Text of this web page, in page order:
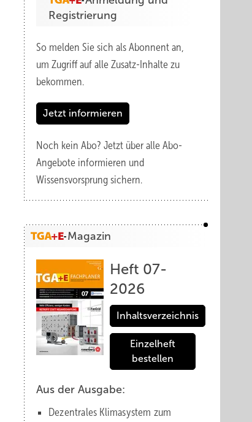
Registrierung
So melden Sie sich als Abonnent an,
um Zugriff auf alle Zusatz-Inhalte zu
bekommen.
Jetzt informieren
Noch kein Abo? Jetzt über alle Abo-
Angebote informieren und
Wissensvorsprung sichern.
Magazin
Heft 07-
2026
Inhaltsverzeichnis
Einzelheft
bestellen
Aus der Ausgabe:
Dezentrales Klimasystem zum